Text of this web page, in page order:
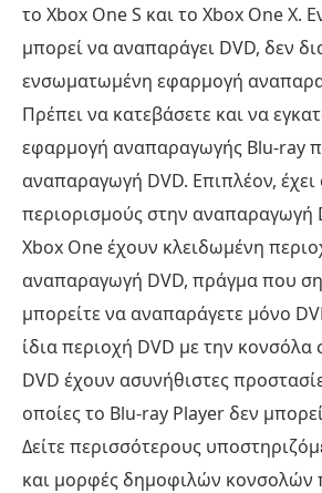
το Xbox One S και το Xbox One X.
μπορεί να αναπαράγει DVD, δεν
ενσωματωμένη εφαρμογή
Πρέπει να κατεβάσετε και να
εφαρμογή αναπαραγωγής Blu-ray
αναπαραγωγή DVD. Επιπλέον,
περιορισμούς στην αναπαραγωγή
Xbox One έχουν κλειδωμένη
αναπαραγωγή DVD, πράγμα που
μπορείτε να αναπαράγετε μόνο
ίδια περιοχή DVD με την
DVD έχουν ασυνήθιστες
οποίες το Blu-ray Player δεν
Δείτε περισσότερους
και μορφές δημοφιλών κονσολών